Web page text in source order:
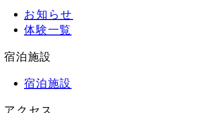
お知らせ
体験一覧
宿泊施設
宿泊施設
アクセス